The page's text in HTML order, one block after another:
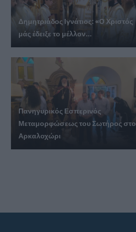
Δημητριάδος Ιγνάτιος: «Ο Χριστός
μάς έδειξε το μέλλον...
Πανηγυρικός Εσπερινός
Μεταμορφώσεως του Σωτήρος στο
Αρκαλοχώρι